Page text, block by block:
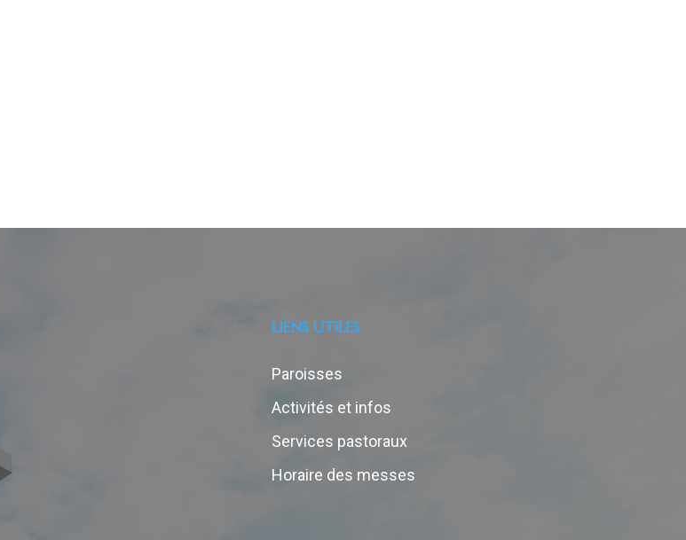
LIENS UTILES
Paroisses
Activités et infos
Services pastoraux
Horaire des messes